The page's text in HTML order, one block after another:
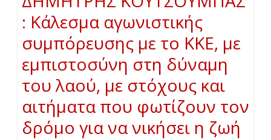
: Κάλεσμα αγωνιστικής
συμπόρευσης με το ΚΚΕ, με
εμπιστοσύνη στη δύναμη
του λαού, με στόχους και
αιτήματα που φωτίζουν τον
δρόμο για να νικήσει η ζωή